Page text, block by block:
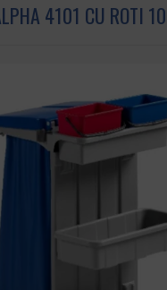
4101 CU ROTI